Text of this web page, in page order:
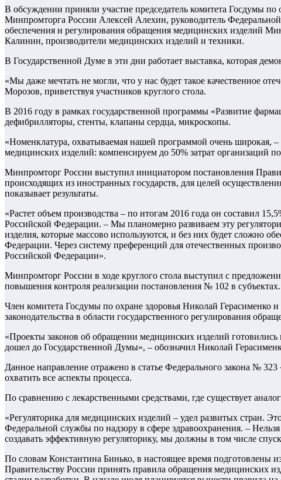
В обсуждении приняли участие председатель комитета Госдумы
Минпромторга России Алексей Алехин, руководитель
обеспечения и регулирования обращения медицинских изделий
Калинин, производители медицинских изделий и техники.
В Государственной Думе в эти дни работает выставка, которая
«Мы даже мечтать не могли, что у нас будет такое качественное
Морозов, приветствуя участников круглого стола.
В 2016 году в рамках государственной программы «Развитие
дефибрилляторы, стенты, клапаны сердца, микроскопы.
«Номенклатура, охватываемая нашей программой очень широкая, –
медицинских изделий: компенсируем до 50% затрат организаций
Минпромторг России выступил инициатором постановления
происходящих из иностранных государств, для целей
показывает результаты.
«Растет объем производства – по итогам 2016 года он составил
Российской Федерации. – Мы планомерно развиваем эту
изделия, которые массово используются, и без них будет сложно
Федерации. Через систему преференций для отечественных
Российской Федерации».
Минпромторг России в ходе круглого стола выступил с
повышения контроля реализации постановления № 102 в субъектах.
Член комитета Госдумы по охране здоровья Николай
законодательства в области государственного регулирования
«Проекты законов об обращении медицинских изделий
дошел до Государственной Думы», – обозначил Николай
Данное направление отражено в статье Федерального закона №
охватить все аспекты процесса.
По сравнению с лекарственными средствами, где существует
«Регуляторика для медицинских изделий – удел развитых стран.
Федеральной службы по надзору в сфере здравоохранения. –
создавать эффективную регуляторику, мы должны в том числе
По словам Константина Бинько, в настоящее время подготовлены
Правительству России принять правила обращения медицинских